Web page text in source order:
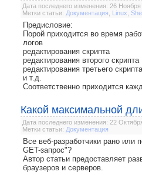
Дата последнего изменения: 26
Метки статьи: Документация Linux
Предисловие:
Порой приходится во время
логов
редактирования скрипта
редактирования второго скрипта
редактирования третьего скрипта
и т.д.
Соответственно приходится
Какой максимальной
Дата последнего изменения: 22
Метки статьи: Документация
Все веб-разработчики рано или
GET-запрос"?
Автор статьи предоставляет
браузеров и серверов.